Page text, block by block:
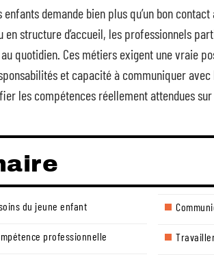
demande bien plus qu’un bon
en structure d’accueil, les professionnels
quotidien. Ces métiers exigent une vraie
et capacité à communiquer
les compétences réellement attendues
du jeune enfant
professionnelle